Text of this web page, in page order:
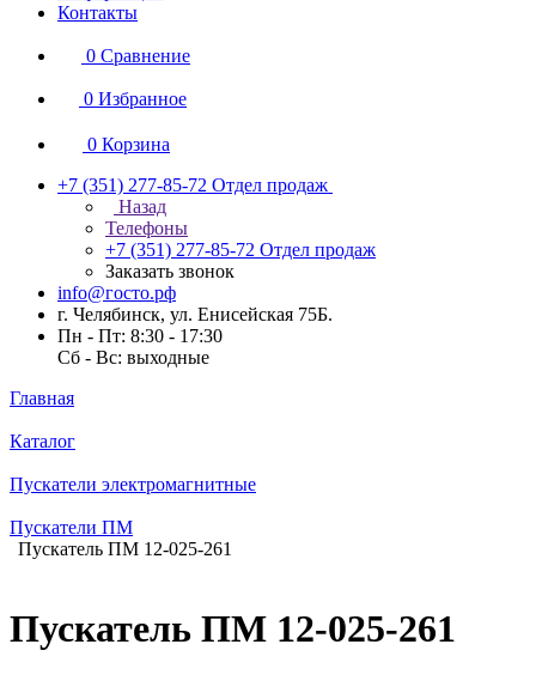
Контакты
0 Сравнение
0 Избранное
0 Корзина
+7 (351) 277-85-72 Отдел продаж
Назад
Телефоны
+7 (351) 277-85-72 Отдел продаж
Заказать звонок
info@госто.рф
г. Челябинск, ул. Енисейская 75Б.
Пн - Пт: 8:30 - 17:30
Сб - Вс: выходные
Главная
Каталог
Пускатели электромагнитные
Пускатели ПМ
Пускатель ПМ 12-025-261
Пускатель ПМ 12-025-261